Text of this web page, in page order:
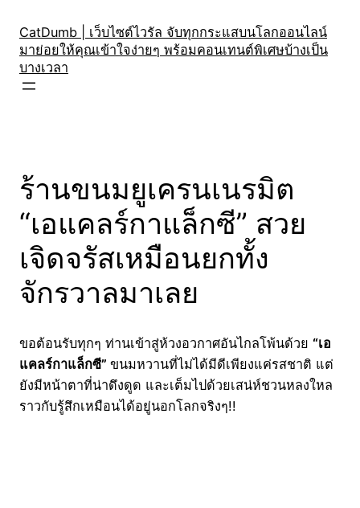
content
CatDumb | เว็บไซต์ไวรัล จับทุกกระแสบนโลกออนไลน์
มาย่อยให้คุณเข้าใจง่ายๆ พร้อมคอนเทนต์พิเศษบ้างเป็น
บางเวลา
ร้านขนมยูเครนเนรมิต
“เอแคลร์กาแล็กซี” สวย
เจิดจรัสเหมือนยกทั้ง
จักรวาลมาเลย
ขอต้อนรับทุกๆ ท่านเข้าสู่ห้วงอวกาศอันไกลโพ้นด้วย “เอ
แคลร์กาแล็กซี” ขนมหวานที่ไม่ได้มีดีเพียงแค่รสชาติ แต่
ยังมีหน้าตาที่น่าดึงดูด และเต็มไปด้วยเสน่ห์ชวนหลงใหล
ราวกับรู้สึกเหมือนได้อยู่นอกโลกจริงๆ!!